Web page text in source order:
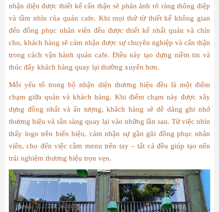
nhận diện được thiết kế cẩn thận sẽ phản ánh rõ ràng thông điệp
và tầm nhìn của quán cafe. Khi mọi thứ từ thiết kế không gian
đến đồng phục nhân viên đều được thiết kế nhất quán và chỉn
chu, khách hàng sẽ cảm nhận được sự chuyên nghiệp và cẩn thận
trong cách vận hành quán cafe. Điều này tạo dựng niềm tin và
thúc đẩy khách hàng quay lại thường xuyên hơn.
Mỗi yếu tố trong bộ nhận diện thương hiệu đều là một điểm
chạm giữa quán và khách hàng. Khi điểm chạm này được xây
dựng đồng nhất và ấn tượng, khách hàng sẽ dễ dàng ghi nhớ
thương hiệu và sẵn sàng quay lại vào những lần sau. Từ việc nhìn
thấy logo trên biển hiệu, cảm nhận sự gần gũi đồng phục nhân
viên, cho đến việc cầm menu trên tay – tất cả đều giúp tạo nên
trải nghiệm thương hiệu trọn vẹn.